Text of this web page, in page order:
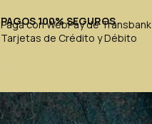
PAGOS 100% SEGUROS
Paga con WebPay de Transbank
Tarjetas de Crédito y Débito